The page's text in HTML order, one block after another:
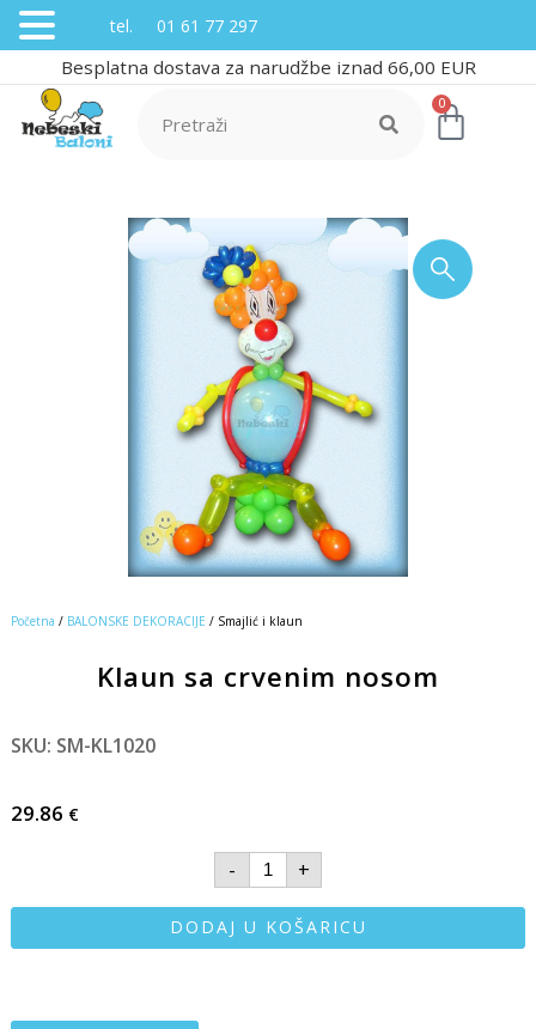
Besplatna dostava za narudžbe iznad 66,00 EUR
0
Početna / BALONSKE DEKORACIJE / Smajlić i klaun
Klaun sa crvenim nosom
SKU: SM-KL1020
29.86 €
- +
DODAJ U KOŠARICU
tel. 01 61 77 297